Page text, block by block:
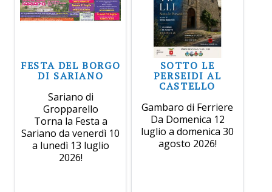
FESTA DEL BORGO
DI SARIANO
Sariano di
Gropparello
Torna la Festa a
Sariano da venerdì 10
a lunedì 13 luglio
2026!
SOTTO LE
PERSEIDI AL
CASTELLO
Gambaro di Ferriere
Da Domenica 12
luglio a domenica 30
agosto 2026!